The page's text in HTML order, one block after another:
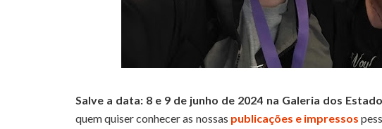
Salve a data: 8 e 9 de junho de 2024 na Galeria dos
quem quiser conhecer as nossas publicações e impressos